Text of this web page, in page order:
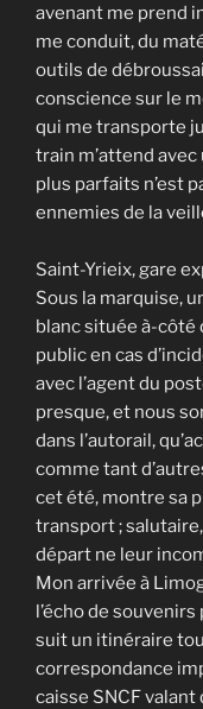
avenant me prend
me conduit, du
outils de
conscience sur le
qui me transporte
train m’attend
plus parfaits n’est
ennemies de la
Saint-Yrieix, gare
Sous la marquise,
blanc située à-côté
public en cas
avec l’agent du
presque, et nous
dans l’autorail,
comme tant
cet été, montre sa
transport ;
départ ne leur
Mon arrivée à
l’écho de
suit un itinéraire
correspondance
caisse SNCF